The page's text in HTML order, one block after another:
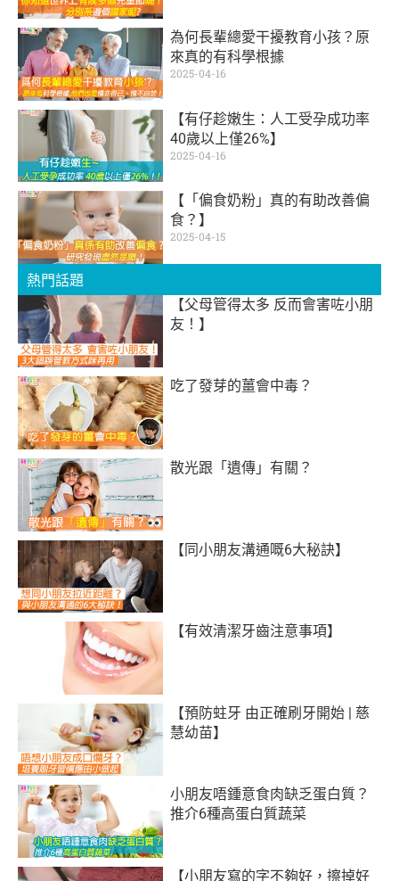
為何長輩總愛干擾教育小孩？原
來真的有科學根據
2025-04-16
【有仔趁嫩生：人工受孕成功率
40歲以上僅26%】
2025-04-16
【「偏食奶粉」真的有助改善偏
食？】
2025-04-15
熱門話題
【父母管得太多 反而會害咗小朋
友！】
吃了發芽的薑會中毒？
散光跟「遺傳」有關？
【同小朋友溝通嘅6大秘訣】
【有效清潔牙齒注意事項】
【預防蛀牙 由正確刷牙開始 | 慈
慧幼苗】
小朋友唔鍾意食肉缺乏蛋白質？
推介6種高蛋白質蔬菜
【小朋友寫的字不夠好，擦掉好